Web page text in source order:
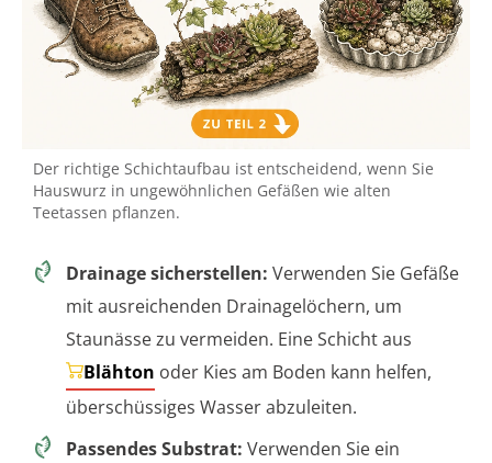
Der richtige Schichtaufbau ist entscheidend, wenn Sie
Hauswurz in ungewöhnlichen Gefäßen wie alten
Teetassen pflanzen.
Drainage sicherstellen: Verwenden Sie Gefäße
mit ausreichenden Drainagelöchern, um
Staunässe zu vermeiden. Eine Schicht aus
Blähton oder Kies am Boden kann helfen,
überschüssiges Wasser abzuleiten.
Passendes Substrat: Verwenden Sie ein